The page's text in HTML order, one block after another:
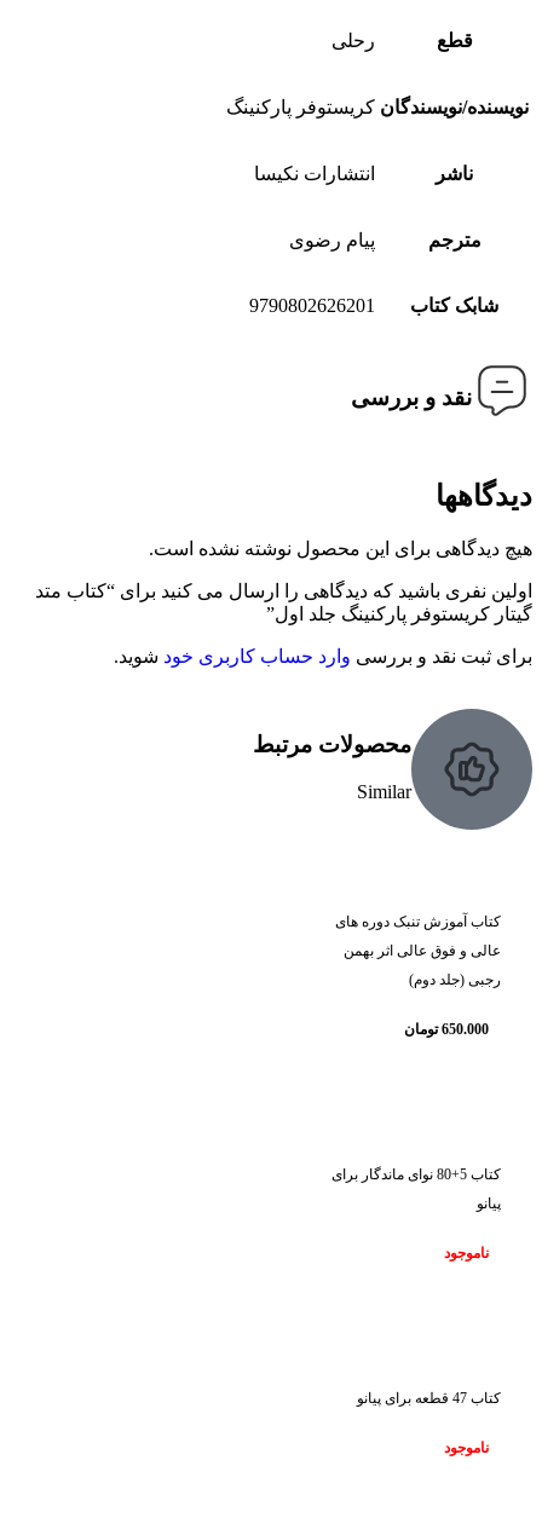
قطع رحلی
نویسنده/نویسندگان کریستوفر پارکنینگ
ناشر انتشارات نکیسا
مترجم پیام رضوی
شابک کتاب 9790802626201
نقد و بررسی
دیدگاهها
هیچ دیدگاهی برای این محصول نوشته نشده است.
اولین نفری باشید که دیدگاهی را ارسال می کنید برای “کتاب متد
گیتار کریستوفر پارکنینگ جلد اول”
برای ثبت نقد و بررسی وارد حساب کاربری خود شوید.
محصولات مرتبط
Similar
کتاب آموزش تنبک دوره های
عالی و فوق عالی اثر بهمن
رجبی (جلد دوم)
650.000 تومان
کتاب 5+80 نوای ماندگار برای
پیانو
ناموجود
کتاب 47 قطعه برای پیانو
ناموجود